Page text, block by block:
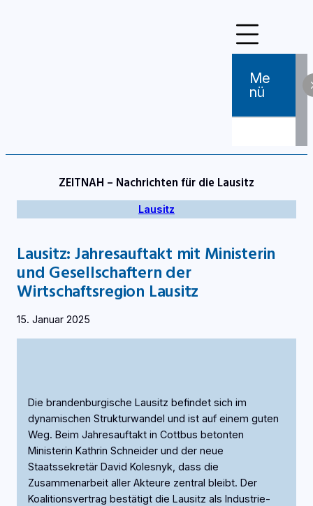
Me
Nü
ZEITNAH – Nachrichten für die Lausitz
Lausitz
Lausitz: Jahresauftakt mit Ministerin
und Gesellschaftern der
Wirtschaftsregion Lausitz
15. Januar 2025
Die brandenburgische Lausitz befindet sich im
dynamischen Strukturwandel und ist auf einem guten
Weg. Beim Jahresauftakt in Cottbus betonten
Ministerin Kathrin Schneider und der neue
Staatssekretär David Kolesnyk, dass die
Zusammenarbeit aller Akteure zentral bleibt. Der
Koalitionsvertrag bestätigt die Lausitz als Industrie-